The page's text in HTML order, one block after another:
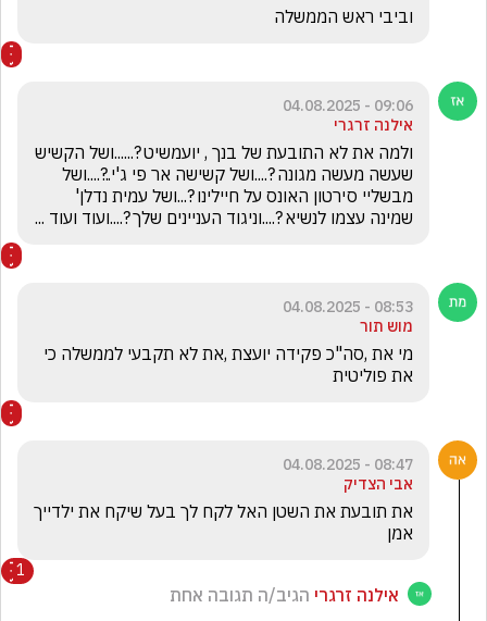
וביבי ראש הממשלה
09:06 - 04.08.2025
אילנה זרגרי
שמינה עצמו לנשיא ?....וניגוד העניינים שלך ?....ועוד ועוד ...
08:53 - 04.08.2025
מוש תור
את פוליטית
08:47 - 04.08.2025
אבי הצדיק
אמן
1
אילנה זרגרי הגיב/ה תגובה אחת